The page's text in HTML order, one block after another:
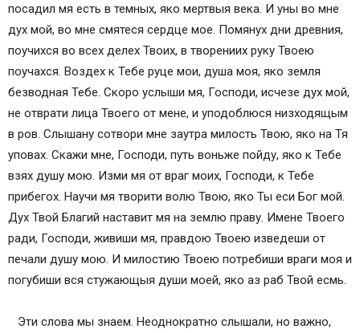
посадил мя есть в темных, яко мертвыя века. И уны во мне
дух мой, во мне смятеся сердце мое. Помянух дни древния,
поучихся во всех делех Твоих, в творениих руку Твоею
поучахся. Воздех к Тебе руце мои, душа моя, яко земля
безводная Тебе. Скоро услыши мя, Господи, исчезе дух мой,
не отврати лица Твоего от мене, и уподоблюся низходящым
в ров. Слышану сотвори мне заутра милость Твою, яко на Тя
уповах. Скажи мне, Господи, путь воньже пойду, яко к Тебе
взях душу мою. Изми мя от враг моих, Господи, к Тебе
прибегох. Научи мя творити волю Твою, яко Ты еси Бог мой.
Дух Твой Благий наставит мя на землю праву. Имене Твоего
ради, Господи, живиши мя, правдою Твоею изведеши от
печали душу мою. И милостию Твоею потребиши враги моя и
погубиши вся стужающыя души моей, яко аз раб Твой есмь.
Эти слова мы знаем. Неоднократно слышали, но важно,